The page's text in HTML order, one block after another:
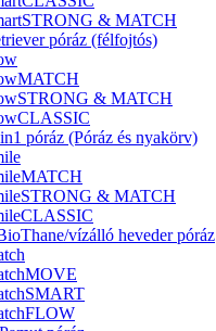
& MATCH
póráz (félfojtós)
& MATCH
póráz (Póráz és nyakörv)
& MATCH
vízálló heveder póráz